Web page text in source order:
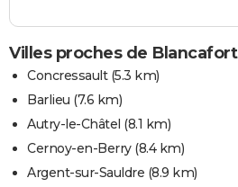
Villes proches de Blancafort
Concressault(5.3 km)
Barlieu (7.6 km)
Autry-le-Châtel (8.1 km)
Cernoy-en-Berry(8.4 km)
Argent-sur-Sauldre (8.9 km)